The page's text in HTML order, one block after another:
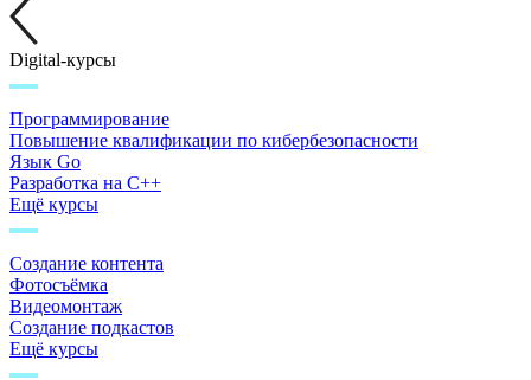
Digital-курсы
Программирование
Повышение квалификации по кибербезопасности
Язык Go
Разработка на C++
Ещё курсы
Создание контента
Фотосъёмка
Видеомонтаж
Создание подкастов
Ещё курсы